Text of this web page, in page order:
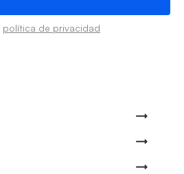
política de privacidad